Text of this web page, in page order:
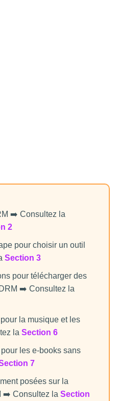
➡️ Consultez la
2
pour choisir un outil
Section 3
pour télécharger des
➡️ Consultez la
la musique et les
la Section 6
les e-books sans
7
posées sur la
➡️ Consultez la Section